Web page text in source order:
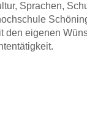
Sprachen,
den eigenen